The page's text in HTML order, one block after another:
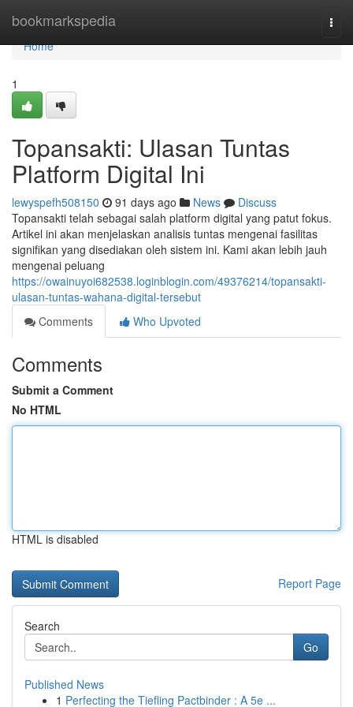
bookmarkspedia
Home
Home
1
Topansakti: Ulasan Tuntas
Platform Digital Ini
lewyspefh508150 91 days ago News
Discuss
Topansakti telah sebagai salah platform digital yang patut fokus.
Artikel ini akan menjelaskan analisis tuntas mengenai fasilitas
signifikan yang disediakan oleh sistem ini. Kami akan lebih jauh
mengenai peluang
https://owainuyoi682538.loginblogin.com/49376214/topansakti-
ulasan-tuntas-wahana-digital-tersebut
Comments
Who Upvoted
Comments
Submit a Comment
No HTML
HTML is disabled
Report Page
Search
Go
Published News
1 Perfecting the Tiefling Pactbinder : A 5e ...